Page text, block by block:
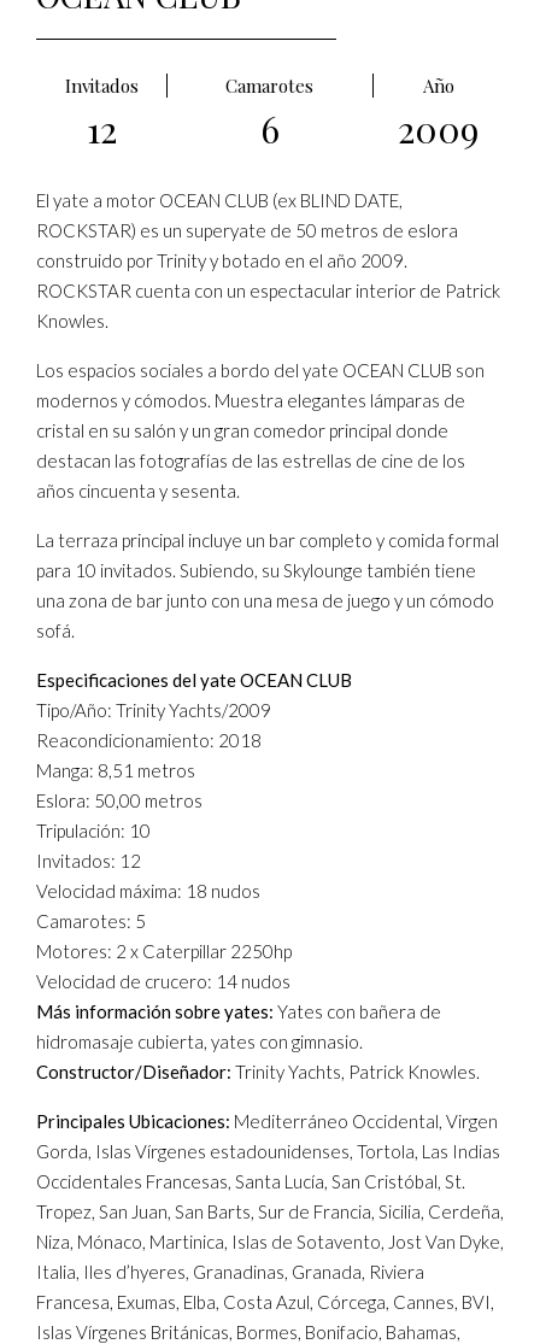
Invitados Camarotes Año
12 6 2009
El yate a motor OCEAN CLUB (ex BLIND DATE,
ROCKSTAR) es un superyate de 50 metros de eslora
construido por Trinity y botado en el año 2009.
ROCKSTAR cuenta con un espectacular interior de Patrick
Knowles.
Los espacios sociales a bordo del yate OCEAN CLUB son
modernos y cómodos. Muestra elegantes lámparas de
cristal en su salón y un gran comedor principal donde
destacan las fotografías de las estrellas de cine de los
años cincuenta y sesenta.
La terraza principal incluye un bar completo y comida formal
para 10 invitados. Subiendo, su Skylounge también tiene
una zona de bar junto con una mesa de juego y un cómodo
sofá.
Especificaciones del yate OCEAN CLUB
Tipo/Año: Trinity Yachts/2009
Reacondicionamiento: 2018
Manga: 8,51 metros
Eslora: 50,00 metros
Tripulación: 10
Invitados: 12
Velocidad máxima: 18 nudos
Camarotes: 5
Motores: 2 x Caterpillar 2250hp
Velocidad de crucero: 14 nudos
Más información sobre yates: Yates con bañera de
hidromasaje cubierta, yates con gimnasio.
Constructor/Diseñador: Trinity Yachts, Patrick Knowles.
Principales Ubicaciones: Mediterráneo Occidental, Virgen
Gorda, Islas Vírgenes estadounidenses, Tortola, Las Indias
Occidentales Francesas, Santa Lucía, San Cristóbal, St.
Tropez, San Juan, San Barts, Sur de Francia, Sicilia, Cerdeña,
Niza, Mónaco, Martinica, Islas de Sotavento, Jost Van Dyke,
Italia, Iles d’hyeres, Granadinas, Granada, Riviera
Francesa, Exumas, Elba, Costa Azul, Córcega, Cannes, BVI,
Islas Vírgenes Británicas, Bormes, Bonifacio, Bahamas,